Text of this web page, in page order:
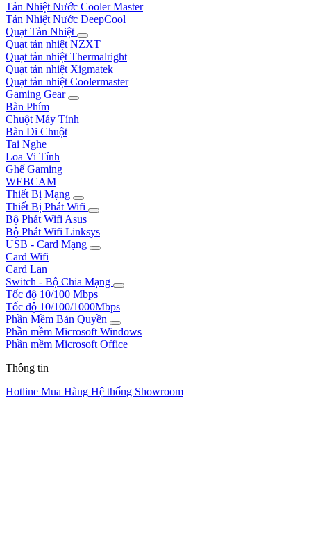
Tản Nhiệt Nước Cooler Master
Tản Nhiệt Nước DeepCool
Quạt Tản Nhiệt
Quạt tản nhiệt NZXT
Quạt tản nhiệt Thermalright
Quạt tản nhiệt Xigmatek
Quạt tản nhiệt Coolermaster
Gaming Gear
Bàn Phím
Chuột Máy Tính
Bàn Di Chuột
Tai Nghe
Loa Vi Tính
Ghế Gaming
WEBCAM
Thiết Bị Mạng
Thiết Bị Phát Wifi
Bộ Phát Wifi Asus
Bộ Phát Wifi Linksys
USB - Card Mạng
Card Wifi
Card Lan
Switch - Bộ Chia Mạng
Tốc độ 10/100 Mbps
Tốc độ 10/100/1000Mbps
Phần Mềm Bản Quyền
Phần mềm Microsoft Windows
Phần mềm Microsoft Office
Thông tin
Hotline Mua Hàng Hệ thống Showroom